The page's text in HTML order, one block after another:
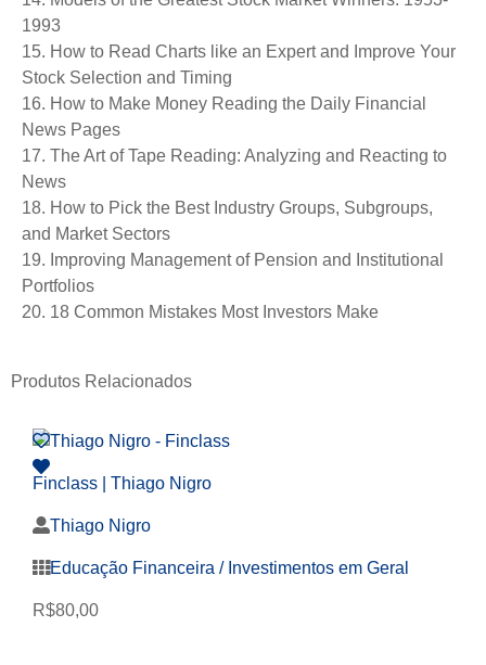
1993
15. How to Read Charts like an Expert and Improve Your
Stock Selection and Timing
16. How to Make Money Reading the Daily Financial
News Pages
17. The Art of Tape Reading: Analyzing and Reacting to
News
18. How to Pick the Best Industry Groups, Subgroups,
and Market Sectors
19. Improving Management of Pension and Institutional
Portfolios
20. 18 Common Mistakes Most Investors Make
Produtos Relacionados
Finclass | Thiago Nigro
Thiago Nigro
Educação Financeira / Investimentos em Geral
R$80,00